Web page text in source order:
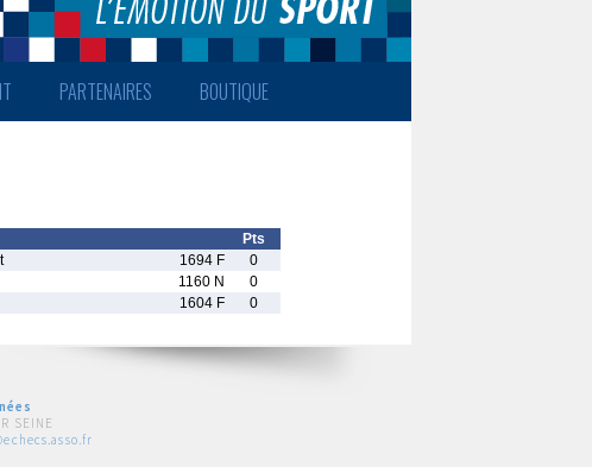
PARTENAIRES BOUTIQUE
Pts
1694 F
0
1160 N
0
1604 F 0
SEINE